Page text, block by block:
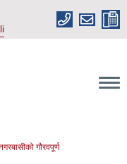
गौरवपूर्ण